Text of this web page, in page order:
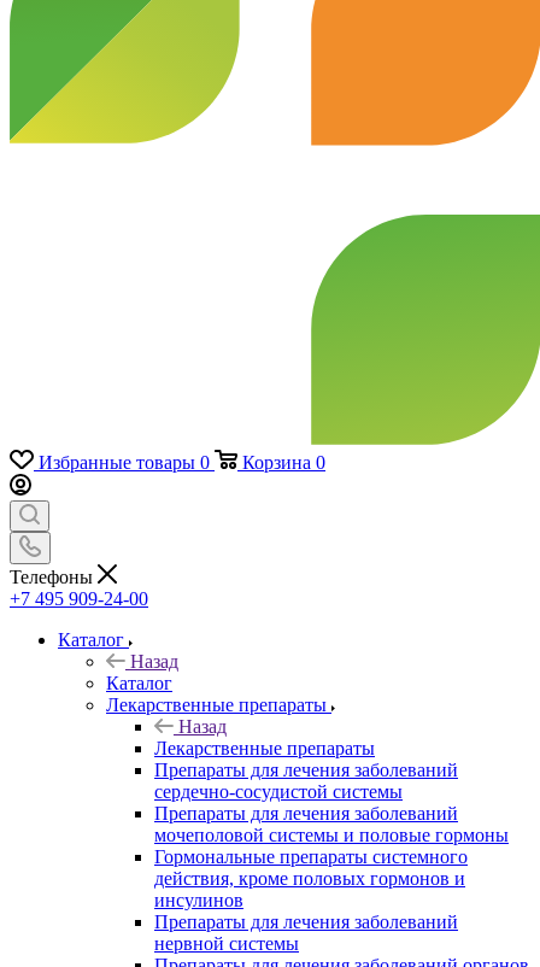
Избранные товары 0 Корзина 0
Телефоны
+7 495 909-24-00
Каталог
Назад
Каталог
Лекарственные препараты
Назад
Лекарственные препараты
Препараты для лечения заболеваний
сердечно-сосудистой системы
Препараты для лечения заболеваний
мочеполовой системы и половые гормоны
Гормональные препараты системного
действия, кроме половых гормонов и
инсулинов
Препараты для лечения заболеваний
нервной системы